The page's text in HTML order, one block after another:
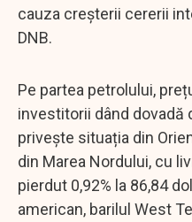
cauza creșterii cererii
DNB.
Pe partea petrolului,
investitorii dând dovadă
privește situația din
din Marea Nordului, cu
pierdut 0,92% la 86,84
american, barilul West